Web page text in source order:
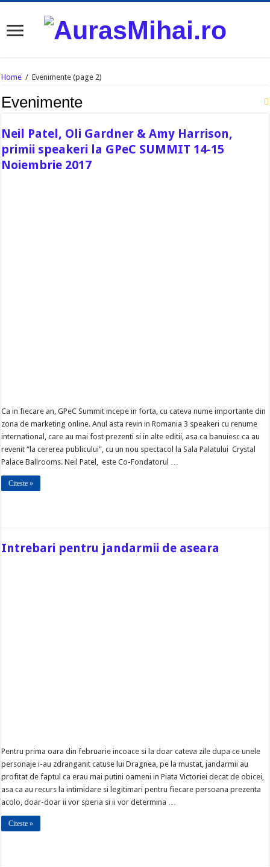
Home / Evenimente (page 2)
Evenimente
Neil Patel, Oli Gardner & Amy Harrison,
primii speakeri la GPeC SUMMIT 14-15
Noiembrie 2017
Ca in fiecare an, GPeC Summit incepe in forta, cu cateva nume importante din
zona de marketing online. Anul asta revin in Romania 3 speakeri cu renume
international, care au mai fost prezenti si in alte editii, asa ca banuiesc ca au
revenit “la cererea publicului”, cu un nou spectacol la Sala Palatului Crystal
Palace Ballrooms. Neil Patel, este Co-Fondatorul …
Citeste »
Intrebari pentru jandarmii de aseara
Pentru prima oara din februarie incoace si la doar cateva zile dupa ce unele
personaje i-au zdranganit catuse lui Dragnea, pe la mustat, jandarmii au
profitat de faptul ca erau mai putini oameni in Piata Victoriei decat de obicei,
asa ca au recurs la intimidare si legitimari pentru fiecare persoana prezenta
acolo, doar-doar ii vor speria si ii vor determina …
Citeste »